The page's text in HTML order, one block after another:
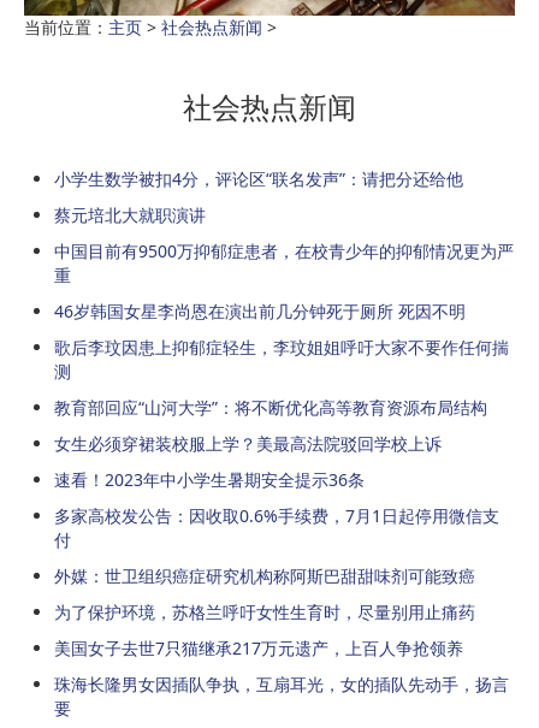
当前位置： 主页 > 社会热点新闻 >
社会热点新闻
小学生数学被扣4分，评论区“联名发声”：请把分还给他
蔡元培北大就职演讲
中国目前有9500万抑郁症患者，在校青少年的抑郁情况更为严
重
46岁韩国女星李尚恩在演出前几分钟死于厕所 死因不明
歌后李玟因患上抑郁症轻生，李玟姐姐呼吁大家不要作任何揣
测
教育部回应“山河大学”：将不断优化高等教育资源布局结构
女生必须穿裙装校服上学？美最高法院驳回学校上诉
速看！2023年中小学生暑期安全提示36条
多家高校发公告：因收取0.6%手续费，7月1日起停用微信支
付
外媒：世卫组织癌症研究机构称阿斯巴甜甜味剂可能致癌
为了保护环境，苏格兰呼吁女性生育时，尽量别用止痛药
美国女子去世7只猫继承217万元遗产，上百人争抢领养
珠海长隆男女因插队争执，互扇耳光，女的插队先动手，扬言
要